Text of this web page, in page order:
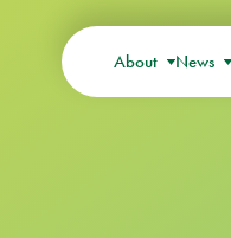
About News